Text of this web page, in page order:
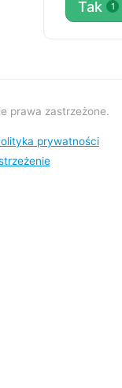
Tak 1
prawa zastrzeżone.
prywatności